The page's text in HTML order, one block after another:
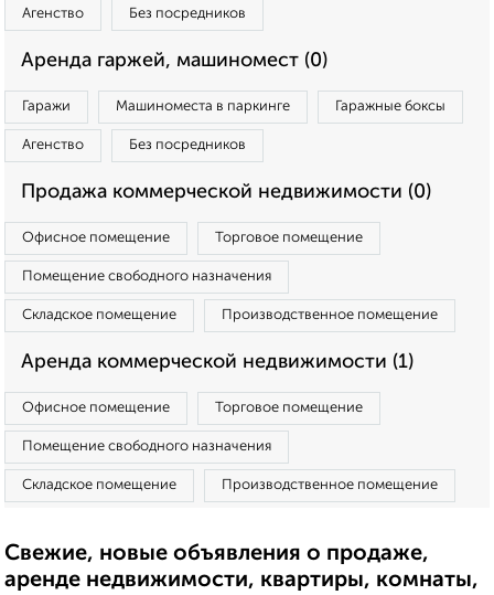
Агенство Без посредников
Аренда гаржей, машиномест (0)
Гаражи Машиноместа в паркинге Гаражные боксы
Агенство Без посредников
Продажа коммерческой недвижимости (0)
Офисное помещение Торговое помещение
Помещение свободного назначения
Складское помещение Производственное помещение
Аренда коммерческой недвижимости (1)
Офисное помещение Торговое помещение
Помещение свободного назначения
Складское помещение Производственное помещение
Свежие, новые объявления о продаже,
аренде недвижимости, квартиры, комнаты,